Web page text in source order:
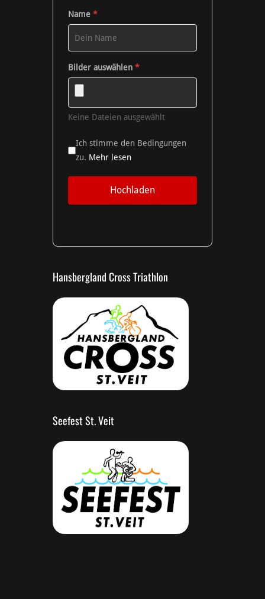
Name *
Bilder auswählen *
Keine Dateien ausgewählt
Ich stimme den Bedingungen
zu. Mehr lesen
Hochladen
Hansbergland Cross Triathlon
Seefest St. Veit